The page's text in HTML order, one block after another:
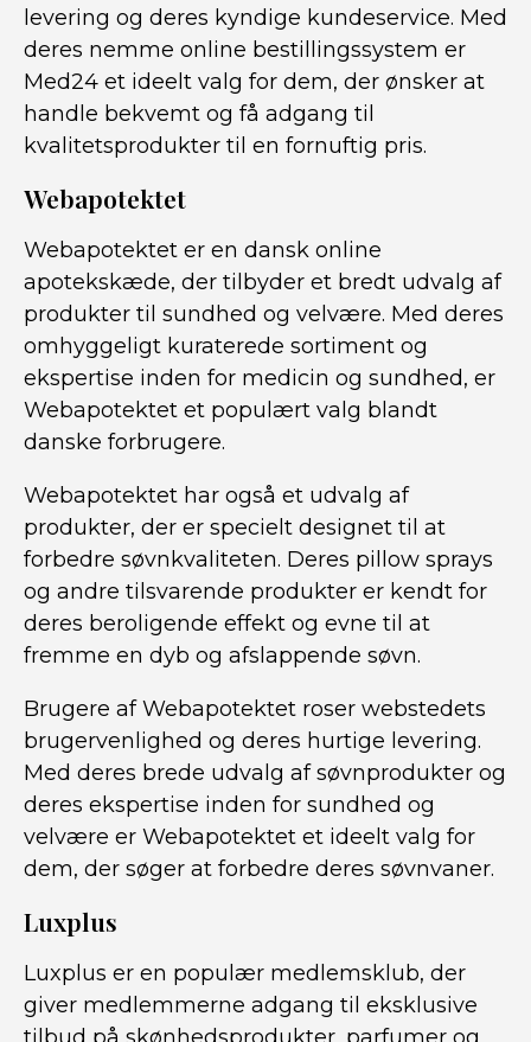
levering og deres kyndige kundeservice. Med
deres nemme online bestillingssystem er
Med24 et ideelt valg for dem, der ønsker at
handle bekvemt og få adgang til
kvalitetsprodukter til en fornuftig pris.
Webapotektet
Webapotektet er en dansk online
apotekskæde, der tilbyder et bredt udvalg af
produkter til sundhed og velvære. Med deres
omhyggeligt kuraterede sortiment og
ekspertise inden for medicin og sundhed, er
Webapotektet et populært valg blandt
danske forbrugere.
Webapotektet har også et udvalg af
produkter, der er specielt designet til at
forbedre søvnkvaliteten. Deres pillow sprays
og andre tilsvarende produkter er kendt for
deres beroligende effekt og evne til at
fremme en dyb og afslappende søvn.
Brugere af Webapotektet roser webstedets
brugervenlighed og deres hurtige levering.
Med deres brede udvalg af søvnprodukter og
deres ekspertise inden for sundhed og
velvære er Webapotektet et ideelt valg for
dem, der søger at forbedre deres søvnvaner.
Luxplus
Luxplus er en populær medlemsklub, der
giver medlemmerne adgang til eksklusive